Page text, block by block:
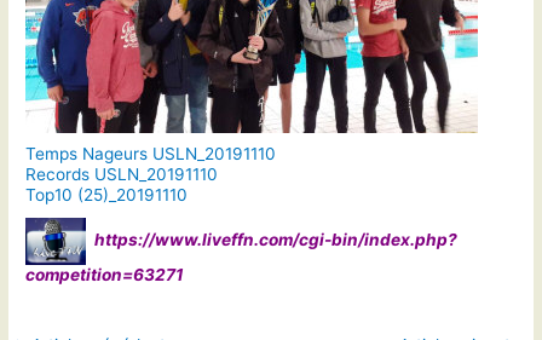
Temps Nageurs USLN_20191110
Records USLN_20191110
Top10 (25)_20191110
https://www.liveffn.com/cgi-bin/index.php?
competition=63271